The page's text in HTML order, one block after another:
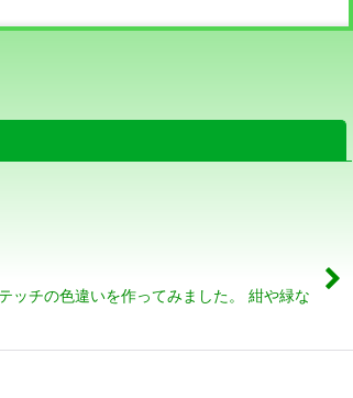
ッチの色違いを作ってみました。 紺や緑な